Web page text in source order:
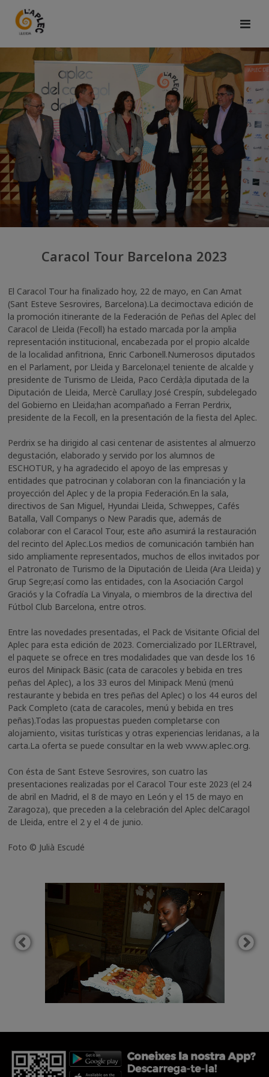
Caracol Tour Barcelona 2023
El Caracol Tour ha finalizado hoy, 22 de mayo, en Can Amat
(Sant Esteve Sesrovires, Barcelona).La decimoctava edición de
la promoción itinerante de la Federación de Peñas del Aplec del
Caracol de Lleida (Fecoll) ha estado marcada por la amplia
representación institucional, encabezada por el propio alcalde
de la localidad anfitriona, Enric Carbonell.Numerosos diputados
en el Parlament, por Lleida y Barcelona;el teniente de alcalde y
presidente de Turismo de Lleida, Paco Cerdà;la diputada de la
Diputación de Lleida, Mercè Carulla;y José Crespín, subdelegado
del Gobierno en Lleida;han acompañado a Ferran Perdrix,
presidente de la Fecoll, en la presentación de la fiesta del Aplec.
Perdrix se ha dirigido al casi centenar de asistentes al almuerzo
degustación, elaborado y servido por los alumnos de
ESCHOTUR, y ha agradecido el apoyo de las empresas y
entidades que patrocinan y colaboran con la financiación y la
proyección del Aplec y de la propia Federación.En la sala,
directivos de San Miguel, Hyundai Lleida, Schweppes, Cafés
Batalla, Vall Companys o New Paradis que, además de
colaborar con el Caracol Tour, este año asumirá la restauración
del recinto del Aplec.Los medios de comunicación también han
sido ampliamente representados, muchos de ellos invitados por
el Patronato de Turismo de la Diputación de Lleida (Ara Lleida) y
Grup Segre;así como las entidades, con la Asociación Cargol
Graciós y la Cofradía La Vinyala, o miembros de la directiva del
Fútbol Club Barcelona, entre otros.
Entre las novedades presentadas, el Pack de Visitante Oficial del
Aplec para esta edición de 2023. Comercializado por ILERtravel,
el paquete se ofrece en tres modalidades que van desde los 16
euros del Minipack Bäsic (cata de caracoles y bebida en tres
peñas del Aplec), a los 33 euros del Minipack Menú (menú
restaurante y bebida en tres peñas del Aplec) o los 44 euros del
Pack Completo (cata de caracoles, menú y bebida en tres
peñas).Todas las propuestas pueden completarse con
alojamiento, visitas turísticas y otras experiencias leridanas, a la
carta.La oferta se puede consultar en la web www.aplec.org.
Con ésta de Sant Esteve Sesrovires, son cuatro las
presentaciones realizadas por el Caracol Tour este 2023 (el 24
de abril en Madrid, el 8 de mayo en León y el 15 de mayo en
Zaragoza), que preceden a la celebración del Aplec delCaragol
de Lleida, entre el 2 y el 4 de junio.
Foto © Julià Escudé